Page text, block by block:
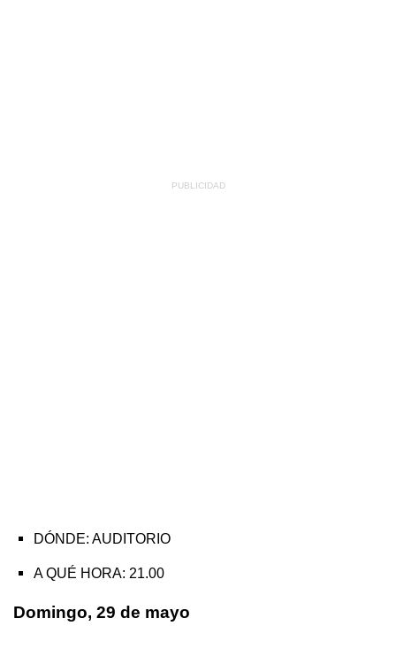
DÓNDE: AUDITORIO
A QUÉ HORA: 21.00
Domingo, 29 de mayo